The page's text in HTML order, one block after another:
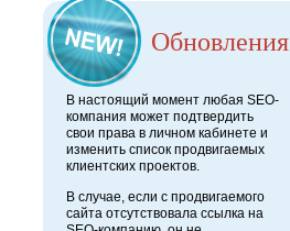
Обновления
В настоящий момент любая SEO-
компания может подтвердить
свои права в личном кабинете и
изменить список продвигаемых
клиентских проектов.
В случае, если с продвигаемого
сайта отсутствовала ссылка на